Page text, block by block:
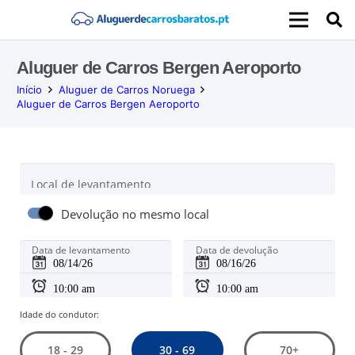
Aluguer de Carros Bergen Aeroporto
Início
Aluguer de Carros Noruega
Aluguer de Carros Bergen Aeroporto
Local de levantamento
Devolução no mesmo local
Data de levantamento Data de devolução
Idade do condutor:
18 - 29 30 - 69 70+